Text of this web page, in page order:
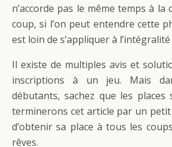
n’accorde pas le même temps à la
coup, si l’on peut entendre cette
est loin de s’appliquer à
Il existe de multiples avis et
inscriptions à un jeu. Mais
débutants, sachez que les places
terminerons cet article par un
d’obtenir sa place à tous les
rêves.